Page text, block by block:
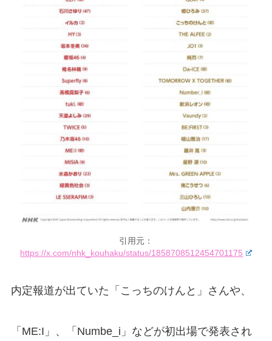
引用元：
https://x.com/nhk_kouhaku/status/1858708512454701175
内定報道が出ていた「こっちのけんと」さんや、
「ME:I」、「Numbe_i」などが初出場で発表され